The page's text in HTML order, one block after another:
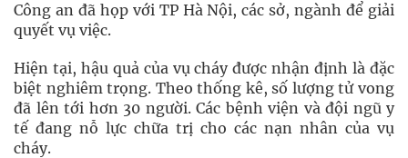
Công an đã họp với TP Hà Nội, các sở, ngành để giải
quyết vụ việc.
Hiện tại, hậu quả của vụ cháy được nhận định là đặc
biệt nghiêm trọng. Theo thống kê, số lượng tử vong
đã lên tới hơn 30 người. Các bệnh viện và đội ngũ y
tế đang nỗ lực chữa trị cho các nạn nhân của vụ
cháy.